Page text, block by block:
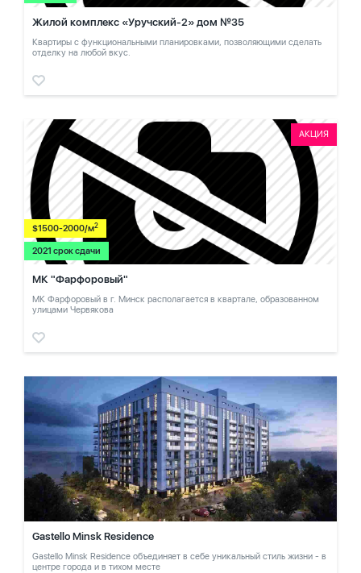
Жилой комплекс «Уручский-2» дом №35
Квартиры с функциональными планировками, позволяющими сделать
отделку на любой вкус.
АКЦИЯ
$1500-2000/м2
2021 срок сдачи
МК "Фарфоровый"
МК Фарфоровый в г. Минск располагается в квартале, образованном
улицами Червякова
Gastello Minsk Residence
Gastello Minsk Residence объединяет в себе уникальный стиль жизни - в
центре города и в тихом месте